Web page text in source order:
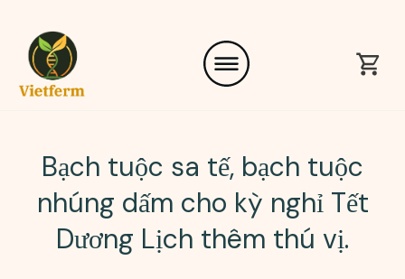
Bạch tuộc sa tế, bạch tuộc
nhúng dấm cho kỳ nghỉ Tết
Dương Lịch thêm thú vị.